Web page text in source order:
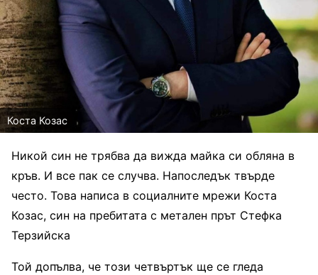
Коста Козас
Никой син не трябва да вижда майка си обляна в
кръв. И все пак се случва. Напоследък твърде
често. Това написа в социалните мрежи Коста
Козас, син на пребитата с метален прът Стефка
Терзийска
Той допълва, че този четвъртък ще се гледа